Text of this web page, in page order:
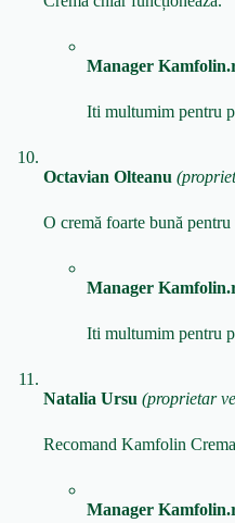
Manager
Iti multumim pentru
Octavian Olteanu
O cremă foarte bună
Manager
Iti multumim pentru
Natalia Ursu (proprietar
Recomand Kamfolin
Manager